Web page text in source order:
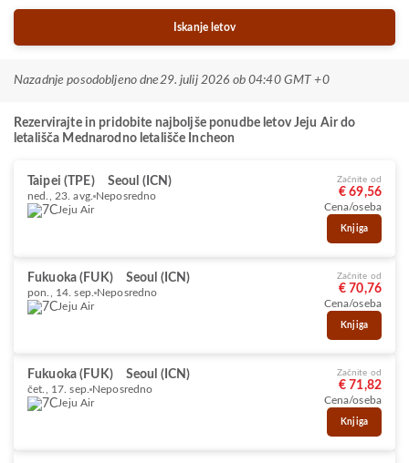
Iskanje letov
Nazadnje posodobljeno dne29. julij 2026 ob 04:40 GMT +0
Rezervirajte in pridobite najboljše ponudbe letov Jeju Air do
letališča Mednarodno letališče Incheon
Taipei (TPE) Seoul (ICN)
ned., 23. avg. Neposredno
Jeju Air
Začnite od
€ 69,56
Cena/oseba
Knjiga
Fukuoka (FUK) Seoul (ICN)
pon., 14. sep. Neposredno
Jeju Air
Začnite od
€ 70,76
Cena/oseba
Knjiga
Fukuoka (FUK) Seoul (ICN)
čet., 17. sep. Neposredno
Jeju Air
Začnite od
€ 71,82
Cena/oseba
Knjiga